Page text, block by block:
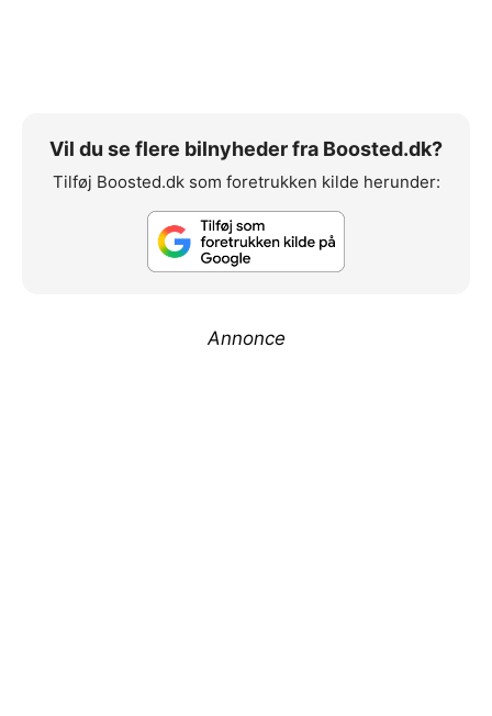
Vil du se flere bilnyheder fra Boosted.dk?
Tilføj Boosted.dk som foretrukken kilde herunder:
Annonce